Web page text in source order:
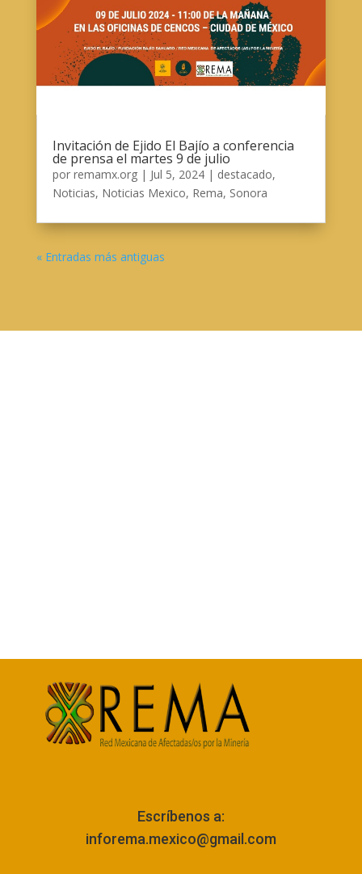
Invitación de Ejido El Bajío a conferencia
de prensa el martes 9 de julio
por remamx.org| Jul 5, 2024| destacado,
Noticias, Noticias Mexico, Rema, Sonora
« Entradas más antiguas
Escríbenos a:
inforema.mexico@gmail.com